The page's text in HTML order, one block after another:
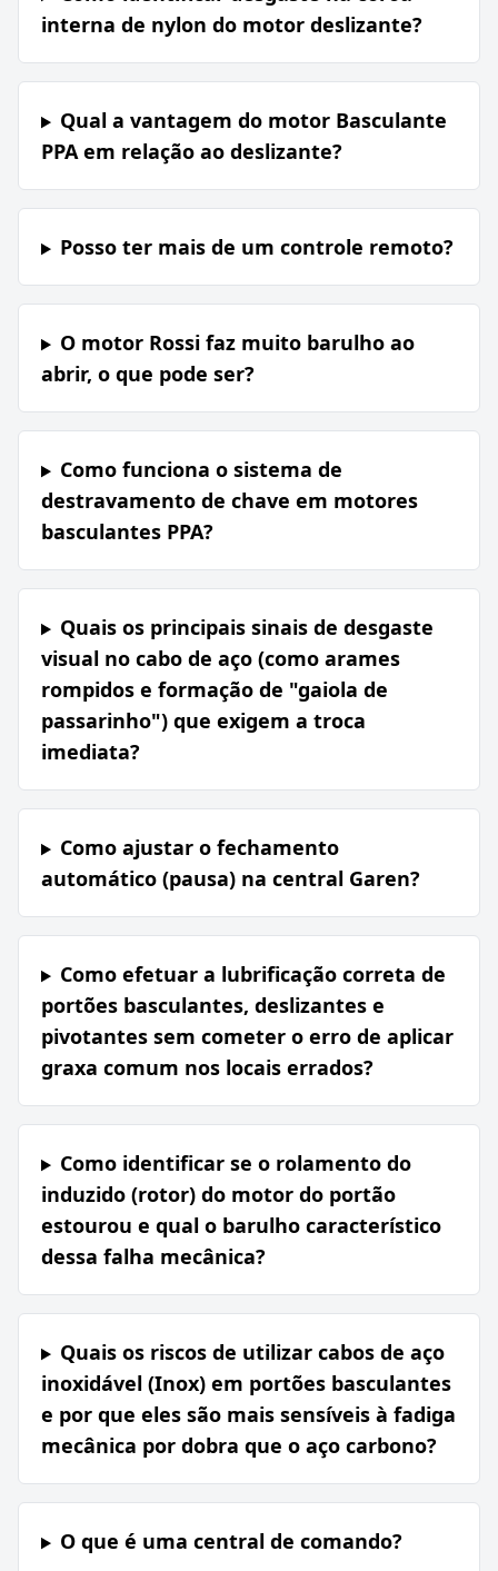
interna de nylon do motor deslizante?
Qual a vantagem do motor Basculante
PPA em relação ao deslizante?
Posso ter mais de um controle remoto?
O motor Rossi faz muito barulho ao
abrir, o que pode ser?
Como funciona o sistema de
destravamento de chave em motores
basculantes PPA?
Quais os principais sinais de desgaste
visual no cabo de aço (como arames
rompidos e formação de "gaiola de
passarinho") que exigem a troca
imediata?
Como ajustar o fechamento
automático (pausa) na central Garen?
Como efetuar a lubrificação correta de
portões basculantes, deslizantes e
pivotantes sem cometer o erro de aplicar
graxa comum nos locais errados?
Como identificar se o rolamento do
induzido (rotor) do motor do portão
estourou e qual o barulho característico
dessa falha mecânica?
Quais os riscos de utilizar cabos de aço
inoxidável (Inox) em portões basculantes
e por que eles são mais sensíveis à fadiga
mecânica por dobra que o aço carbono?
O que é uma central de comando?